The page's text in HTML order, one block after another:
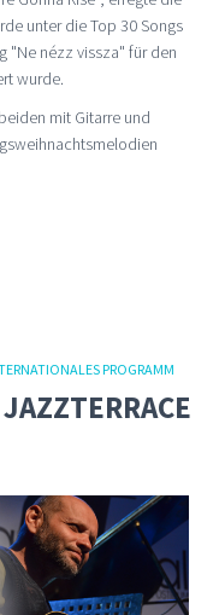
unter die Top 30 Songs
"Ne nézz vissza" für den
wurde.
mit Gitarre und
PROGRAMM